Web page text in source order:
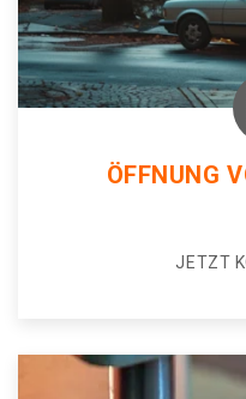
ÖFFNUNG
JETZT